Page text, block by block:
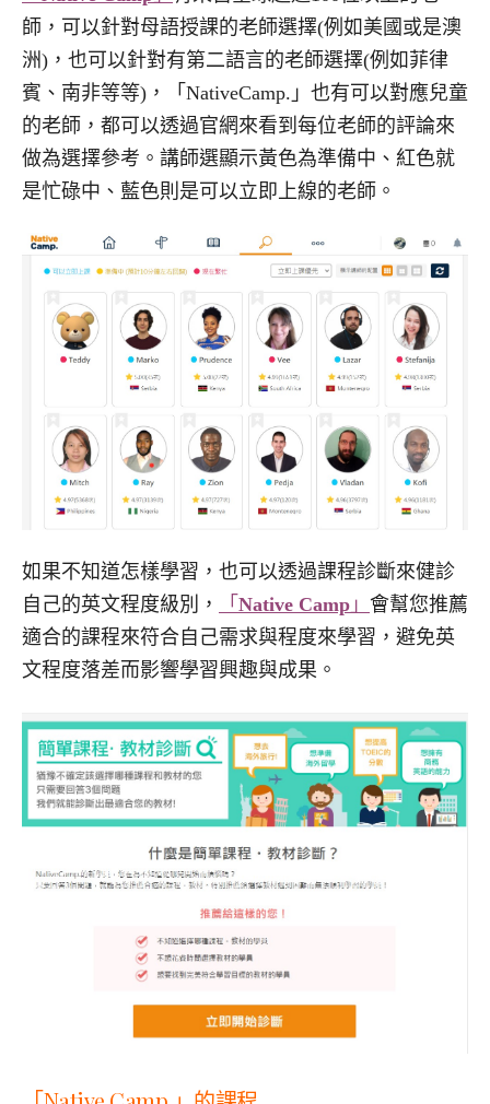
師，可以針對母語授課的老師選擇(例如美國或是澳
洲)，也可以針對有第二語言的老師選擇(例如菲律
賓、南非等等)，「NativeCamp.」也有可以對應兒童
的老師，都可以透過官網來看到每位老師的評論來
做為選擇參考。講師選顯示黃色為準備中、紅色就
是忙碌中、藍色則是可以立即上線的老師。
如果不知道怎樣學習，也可以透過課程診斷來健診
自己的英文程度級別，
「 Native Camp 」 會幫您推薦
適合的課程來符合自己需求與程度來學習，避免英
文程度落差而影響學習興趣與成果。